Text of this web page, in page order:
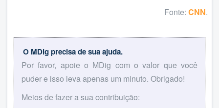
Fonte: CNN.
O MDig precisa de sua ajuda.
Por favor, apoie o MDig com o valor que você
puder e isso leva apenas um minuto. Obrigado!
Meios de fazer a sua contribuição: